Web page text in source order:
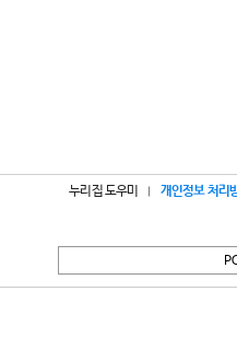
누리집 도우미 개인정보 처리